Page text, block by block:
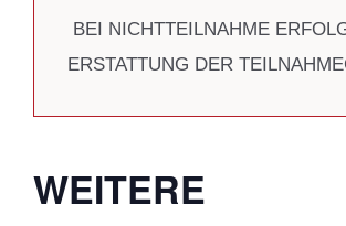
BEI NICHTTEILNAHME
ERSTATTUNG DER
WEITERE